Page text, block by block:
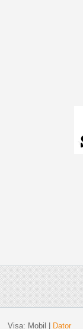
Visa: Mobil Dator